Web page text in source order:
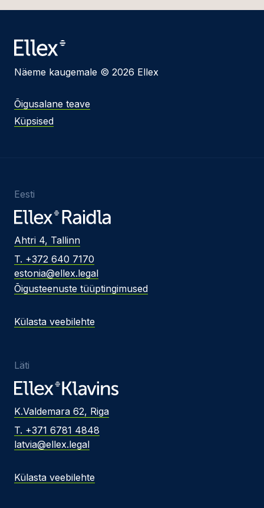
Näeme kaugemale © 2026 Ellex
Õigusalane teave
Küpsised
Eesti
Ahtri 4, Tallinn
T. +372 640 7170
estonia@ellex.legal
Õigusteenuste tüüptingimused
Külasta veebilehte
Läti
K.Valdemara 62, Riga
T. +371 6781 4848
latvia@ellex.legal
Külasta veebilehte